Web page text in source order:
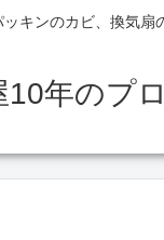
キンのカビ、換気
10年のプ